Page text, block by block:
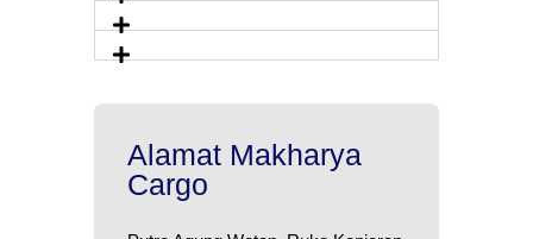
Alamat Makharya
Cargo